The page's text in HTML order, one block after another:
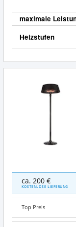
maximale
Heizstufen
blumfeldt
Venice
Heat
Standheizstrahler
Angebote:
Wo
ca. 200 €
KOSTENLOSE LIEFERUNG
Top Preis